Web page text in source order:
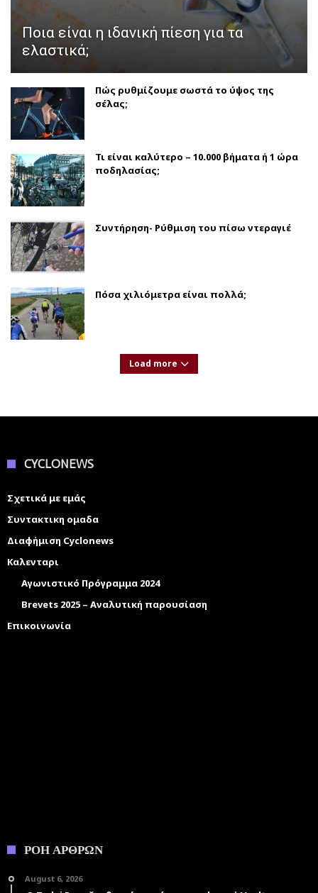
Ποια είναι η ιδανική πίεση για τα
ελαστικά;
Πώς ρυθμίζουμε σωστά το ύψος της
σέλας;
Τι είναι καλύτερο – 10.000 βήματα ή 1 ώρα
ποδηλασίας;
Συντήρηση- Ρύθμιση του πίσω ντεραγιέ
Πόσα χιλιόμετρα είναι πολλά;
Load more
CYCLONEWS
Σχετικά με εμάς
Συντακτικη ομαδα
Διαφήμιση Cyclonews
Καλενταρι
Αγωνιστικό Πρόγραμμα 2024
Brevets 2025 – Αναλυτική παρουσίαση
Επικοινωνία
ΡΟΗ ΑΡΘΡΩΝ
August 6, 2026